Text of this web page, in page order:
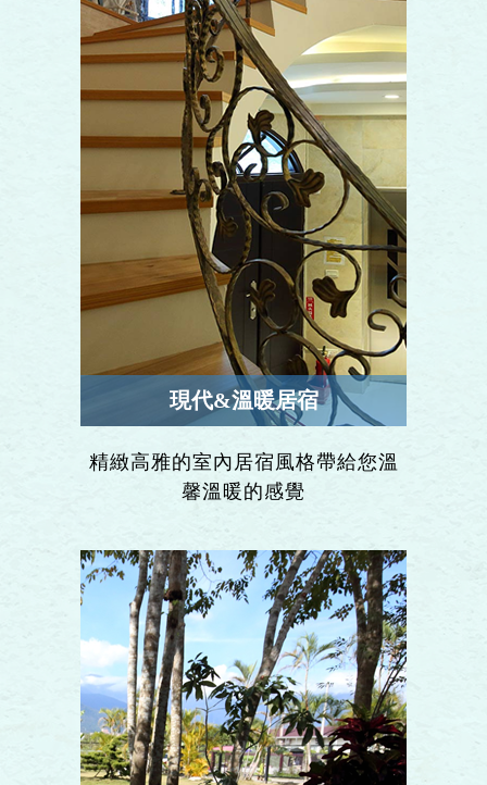
現代&溫暖居宿
精緻高雅的室內居宿風格帶給您溫
馨溫暖的感覺